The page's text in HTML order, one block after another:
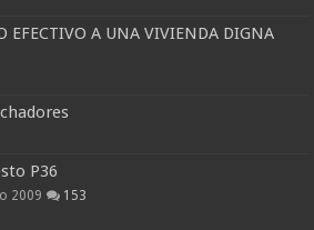
EFECTIVO A UNA VIVIENDA DIGNA
P36
2009 153